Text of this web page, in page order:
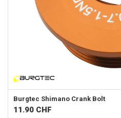
Burgtec Shimano Crank Bolt
11.90 CHF